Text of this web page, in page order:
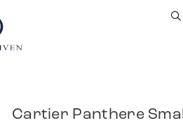
Cartier Panthere Small